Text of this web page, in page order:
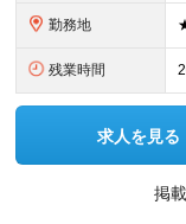
勤務地
残業時間
求人を見る
掲